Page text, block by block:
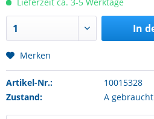
In
Merken
Artikel-Nr.:
10015328
Zustand:
A gebraucht